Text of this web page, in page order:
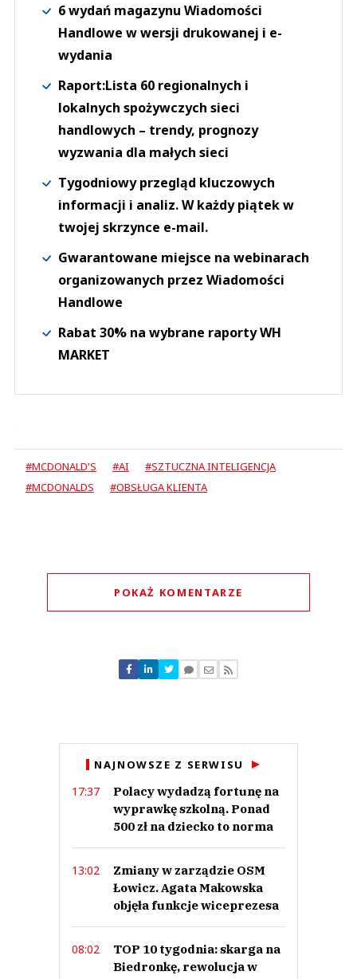
6 wydań magazynu Wiadomości
Handlowe w wersji drukowanej i e-
wydania
Raport:Lista 60 regionalnych i
lokalnych spożywczych sieci
handlowych – trendy, prognozy
wyzwania dla małych sieci
Tygodniowy przegląd kluczowych
informacji i analiz. W każdy piątek w
twojej skrzynce e-mail.
Gwarantowane miejsce na webinarach
organizowanych przez Wiadomości
Handlowe
Rabat 30% na wybrane raporty WH
MARKET
#MCDONALD'S #AI
#SZTUCZNA INTELIGENCJA
#MCDONALDS
#OBSŁUGA KLIENTA
POKAŻ KOMENTARZE
20.09.2019 / 13:48
This comment was minimized by the moderator on the site
Może to z Tobą jest coś nie tak, skoro nawet maca nie potrafisz zamówić?
dd
Odpowiedz
0
0
mmm
NAJNOWSZE Z SERWISU
17:37
Polacy wydadzą fortunę na
wyprawkę szkolną. Ponad
500 zł na dziecko to norma
13:02
Zmiany w zarządzie OSM
Łowicz. Agata Makowska
objęła funkcje wiceprezesa
08:02
TOP 10 tygodnia: skarga na
Biedronkę, rewolucja w